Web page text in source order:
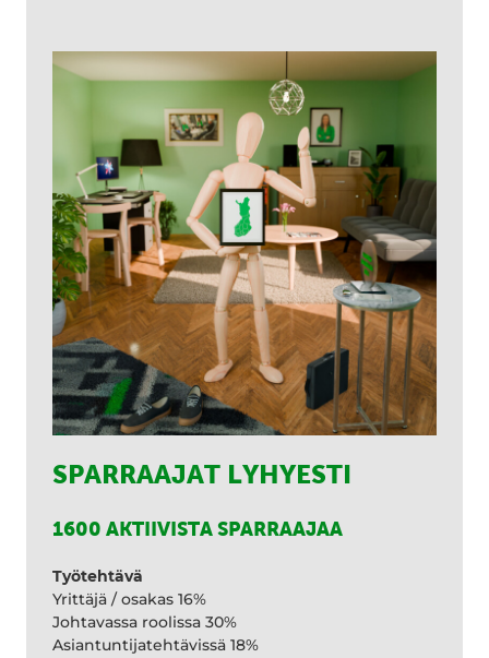
SPARRAAJAT LYHYESTI
1600 AKTIIVISTA SPARRAAJAA
Työtehtävä
Yrittäjä / osakas 16%
Johtavassa roolissa 30%
Asiantuntijatehtävissä 18%